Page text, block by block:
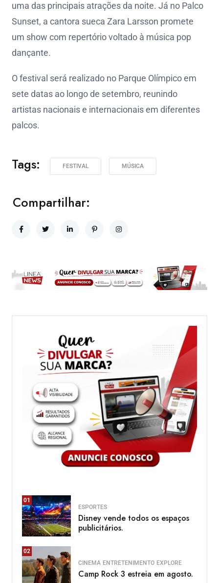
uma das principais atrações da noite. Já no Palco
Sunset, a cantora sueca Zara Larsson promete
um show com repertório voltado à música pop
dançante.
O festival será realizado no Parque Olímpico em
sete datas ao longo de setembro, reunindo
artistas nacionais e internacionais em diferentes
palcos.
Tags: FESTIVAL MÚSICA
Compartilhar:
01
ESPORTES
Disney vende todos os espaços
publicitários.
02
CINEMA ENTRETENIMENTO EXPLORE
Camp Rock 3 estreia em agosto.